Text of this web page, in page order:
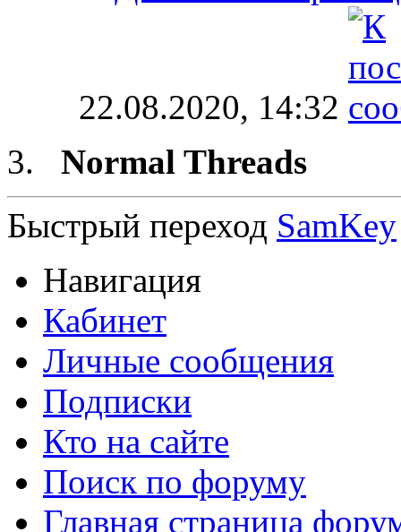
22.08.2020, 14:32
Normal Threads
Быстрый переход SamKey
Навигация
Кабинет
Личные сообщения
Подписки
Кто на сайте
Поиск по форуму
Главная страница